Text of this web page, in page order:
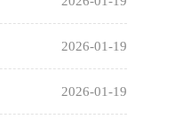
2026-01-19
2026-01-19